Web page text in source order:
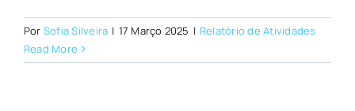
Por Sofia Silveira | 17 Março 2025 | Relatório de Atividades
Read More